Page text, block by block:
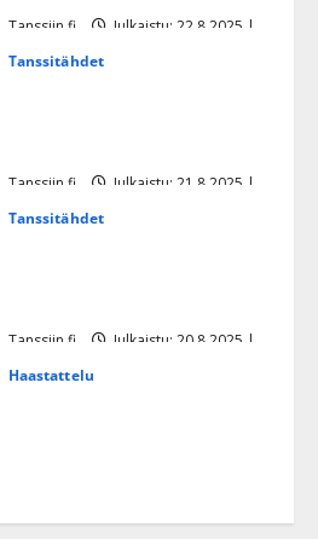
Tanssiin.fi
Julkaistu: 22.8.2025 |
Tanssitähdet
Tanssiin.fi
Julkaistu: 21.8.2025 |
Tanssitähdet
Tanssiin.fi
Julkaistu: 20.8.2025 |
Haastattelu
Tanssiin.fi
Julkaistu: 27.4.2025 |